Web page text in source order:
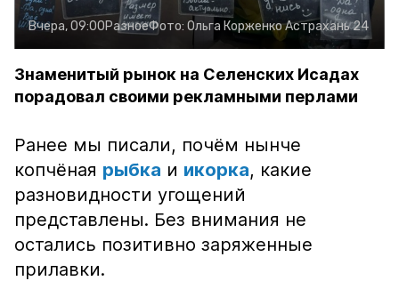
Вчера, 09:00РазноеФото: Ольга КорженкоАстрахань 24
Знаменитый рынок на Селенских Исадах
порадовал своими рекламными перлами
Ранее мы писали, почём нынче
копчёная рыбка и икорка, какие
разновидности угощений
представлены. Без внимания не
остались позитивно заряженные
прилавки.